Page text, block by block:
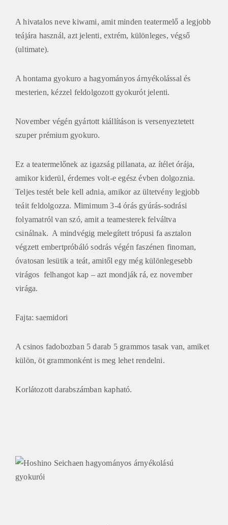
A hivatalos neve kiwami, amit minden teatermelő a legjobb
teájára használ, azt jelenti, extrém, különleges, végső
(ultimate).
A hontama gyokuro a hagyományos árnyékolással és
mesterien, kézzel feldolgozott gyokurót jelenti.
November végén gyártott kiállításon is versenyeztetett
szuper prémium gyokuro.
Ez a teatermelőnek az igazság pillanata, az ítélet órája,
amikor kiderül, érdemes volt-e egész évben dolgoznia.
Teljes testét bele kell adnia, amikor az ültetvény legjobb
teáit feldolgozza. Mimimum 3-4 órás gyúrás-sodrási
folyamatról van szó, amit a teamesterek felváltva
csinálnak. A mindvégig melegített trópusi fa asztalon
végzett embertpróbáló sodrás végén faszénen finoman,
óvatosan lesütik a teát, amitől egy még különlegesebb
virágos felhangot kap – azt mondják rá, ez november
virága.
Fajta: saemidori
A csinos fadobozban 5 darab 5 grammos tasak van, amiket
külön, öt grammonként is meg lehet rendelni.
Korlátozott darabszámban kapható.